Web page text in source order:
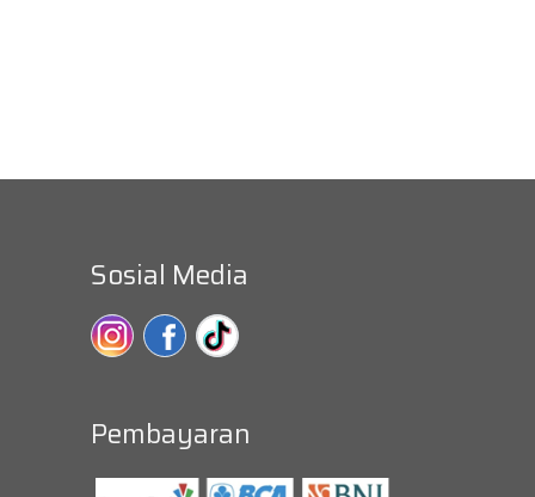
Sosial Media
Pembayaran